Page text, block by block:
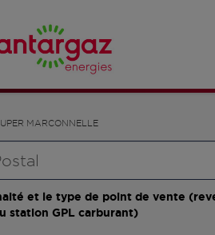
MARCONNELLE
et le type de point de vente
station GPL carburant)